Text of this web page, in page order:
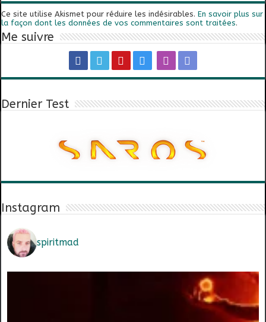
Ce site utilise Akismet pour réduire les indésirables.En savoir plus sur
la façon dont les données de vos commentaires sont traitées.
Me suivre
Dernier Test
Instagram
spiritmad